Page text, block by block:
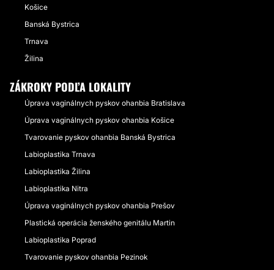
Košice
Banská Bystrica
Trnava
Žilina
ZÁKROKY PODĽA LOKALITY
Úprava vaginálnych pyskov ohanbia Bratislava
Úprava vaginálnych pyskov ohanbia Košice
Tvarovanie pyskov ohanbia Banská Bystrica
Labioplastika Trnava
Labioplastika Žilina
Labioplastika Nitra
Úprava vaginálnych pyskov ohanbia Prešov
Plastická operácia ženského genitálu Martin
Labioplastika Poprad
Tvarovanie pyskov ohanbia Pezinok